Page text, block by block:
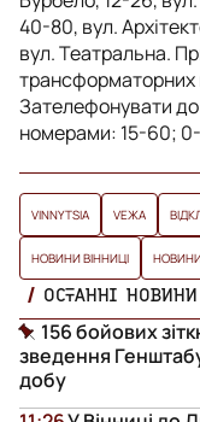
40-80, вул.
вул. Театральна.
трансформаторних
Зателефонувати
номерами: 15-60;
VINNYTSIA VЕЖА
НОВИНИ ВІННИЦІ
ОСТАННІ
156 бойових
зведення
добу